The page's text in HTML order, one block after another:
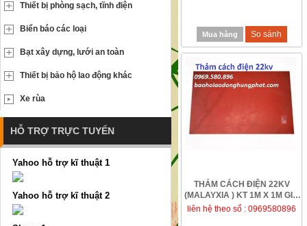
Mua hàng So sánh
THẢM CÁCH ĐIỆN 22KV
(MALAYXIA ) KT 1M X 1M GIÁ
RẺ TẠI HƯNG THỊNH ...
liên hệ theo số : 0969580896
Thiết bị phòng sạch, tĩnh điện
Biển báo các loại
Bạt xây dựng, lưới an toàn
Thiết bị bảo hộ lao động khác
Xe rùa
HỖ TRỢ TRỰC TUYẾN
Yahoo hỗ trợ kĩ thuật 1
Yahoo hỗ trợ kĩ thuật 2